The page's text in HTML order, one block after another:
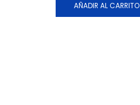
AÑADIR AL CARRITO